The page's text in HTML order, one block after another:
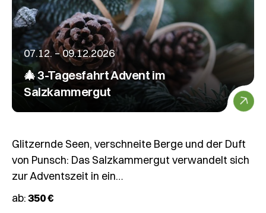
07.12. – 09.12.2026
🎄 3-Tagesfahrt Advent im
Salzkammergut
Glitzernde Seen, verschneite Berge und der Duft
von Punsch: Das Salzkammergut verwandelt sich
zur Adventszeit in ein…
ab:350 €